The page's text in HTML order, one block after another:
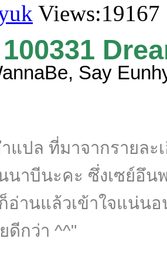
Views:19167
100331
Say
แปล ที่มาจากรายล
นาบีนะคะ ซึ่งเซย์อึ
อ่านแล้วเข้าใจแน่นอ
ดีกว่า ^^"